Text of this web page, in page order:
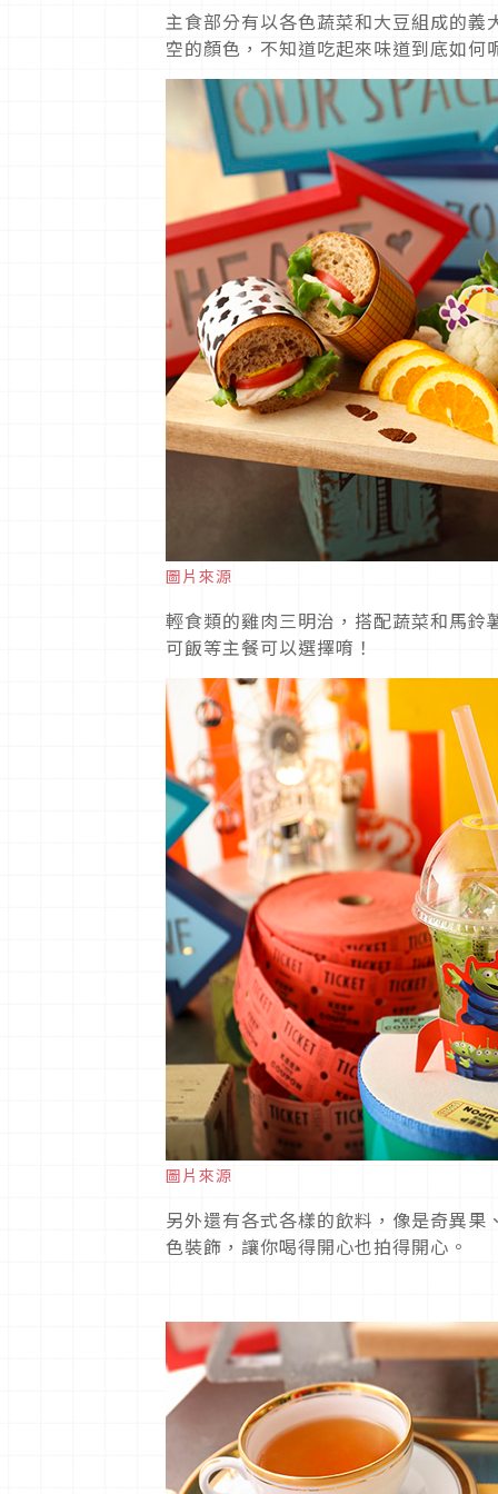
主食部分有以各色蔬菜和大豆組成的
空的顏色，不知道吃起來味道到底如何
圖片來源
輕食類的雞肉三明治，搭配蔬菜和馬
可飯等主餐可以選擇唷！
圖片來源
另外還有各式各樣的飲料，像是奇異
色裝飾，讓你喝得開心也拍得開心。